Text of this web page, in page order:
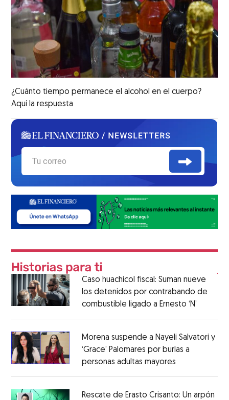
¿Cuánto tiempo permanece el alcohol en el cuerpo?
Aquí la respuesta
Caso huachicol fiscal: Suman nueve
los detenidos por contrabando de
combustible ligado a Ernesto ‘N’
Morena suspende a Nayeli Salvatori y
‘Grace’ Palomares por burlas a
personas adultas mayores
Rescate de Erasto Crisanto: Un arpón